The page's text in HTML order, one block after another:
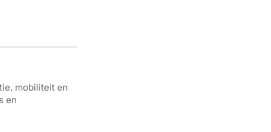
mobiliteit en
en